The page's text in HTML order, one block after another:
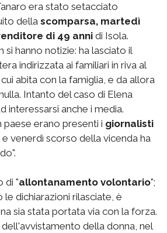
era stato setacciato
della scomparsa, martedì
di 49 anni di Isola.
si hanno notizie: ha lasciato il
indirizzata ai familiari in riva al
abita con la famiglia, e da allora
Intanto del caso di Elena
interessarsi anche i media.
paese erano presenti i giornalisti
e venerdì scorso della vicenda ha
di "allontanamento volontario";
dichiarazioni rilasciate, è
sia stata portata via con la forza.
della donna, nel